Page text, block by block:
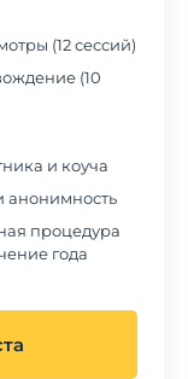
(12 сессий)
(10
и коуча
анонимность
процедура
года